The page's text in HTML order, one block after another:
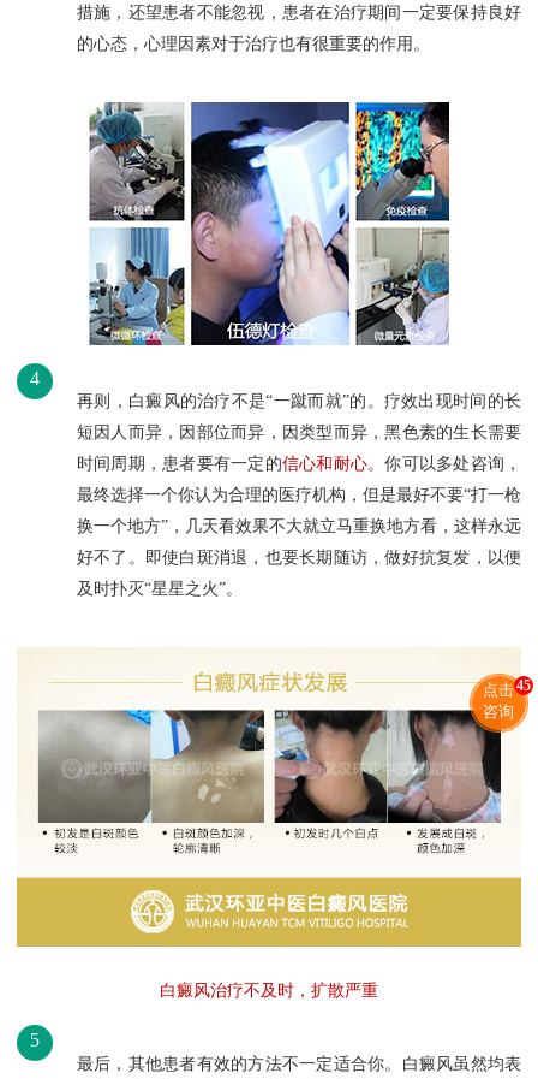
措施，还望患者不能忽视，患者在治疗期间一定要保持良好
的心态，心理因素对于治疗也有很重要的作用。
4
再则，白癜风的治疗不是“一蹴而就”的。疗效出现时间的长
短因人而异，因部位而异，因类型而异，黑色素的生长需要
时间周期，患者要有一定的信心和耐心。你可以多处咨询，
最终选择一个你认为合理的医疗机构，但是最好不要“打一枪
换一个地方”，几天看效果不大就立马重换地方看，这样永远
好不了。即使白斑消退，也要长期随访，做好抗复发，以便
及时扑灭“星星之火”。
白癜风治疗不及时，扩散严重
5
最后，其他患者有效的方法不一定适合你。白癜风虽然均表
点击
咨询
45